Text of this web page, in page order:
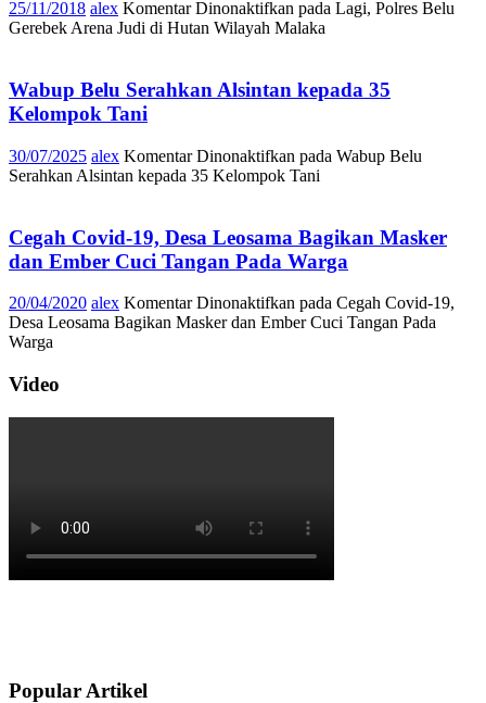
25/11/2018 alex Komentar Dinonaktifkan pada Lagi, Polres Belu
Gerebek Arena Judi di Hutan Wilayah Malaka
Wabup Belu Serahkan Alsintan kepada 35
Kelompok Tani
30/07/2025 alex Komentar Dinonaktifkan pada Wabup Belu
Serahkan Alsintan kepada 35 Kelompok Tani
Cegah Covid-19, Desa Leosama Bagikan Masker
dan Ember Cuci Tangan Pada Warga
20/04/2020 alex Komentar Dinonaktifkan pada Cegah Covid-19,
Desa Leosama Bagikan Masker dan Ember Cuci Tangan Pada
Warga
Video
Popular Artikel